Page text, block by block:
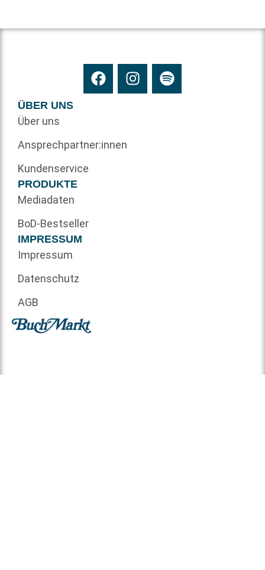
ÜBER UNS
Über uns
Ansprechpartner:innen
Kundenservice
PRODUKTE
Mediadaten
BoD-Bestseller
IMPRESSUM
Impressum
Datenschutz
AGB